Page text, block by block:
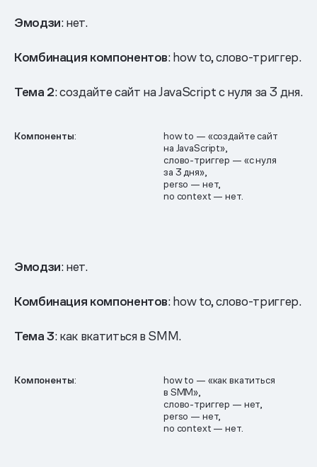
Эмодзи: нет.
Комбинация компонентов: how to, слово-триггер.
Тема 2: создайте сайт на JavaScript с нуля за 3 дня.
Компоненты:
how to — «создайте сайт
на JavaScript»,
слово-триггер — «с нуля
за 3 дня»,
perso — нет,
no context — нет.
Эмодзи: нет.
Комбинация компонентов: how to, слово-триггер.
Тема 3: как вкатиться в SMM.
Компоненты:
how to — «как вкатиться
в SMM»,
слово-триггер — нет,
perso — нет,
no context — нет.